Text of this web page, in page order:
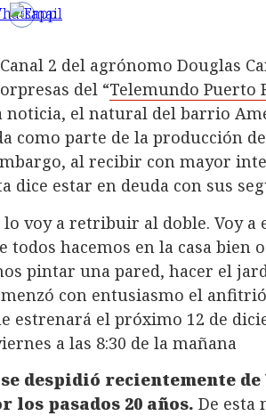
2 del agrónomo Douglas
del “Telemundo Puerto
noticia, el natural del barrio
como parte de la producción de
al recibir con mayor
dice estar en deuda con sus
lo voy a retribuir al doble. Voy
todos hacemos en la casa bien
pintar una pared, hacer el
con entusiasmo el
estrenará el próximo 12 de
a las 8:30 de la mañana
despidió recientemente
los pasados 20 años. De esta